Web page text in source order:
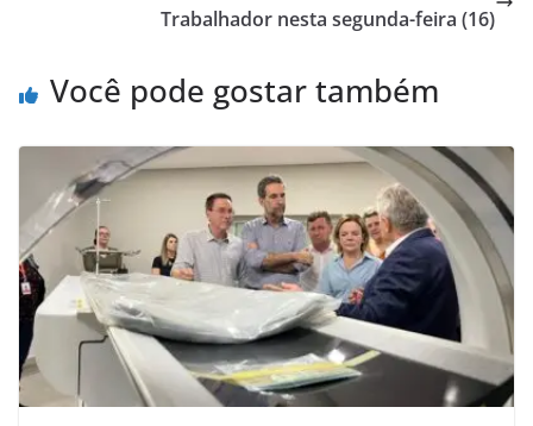
Trabalhador nesta segunda-feira (16)
Você pode gostar também